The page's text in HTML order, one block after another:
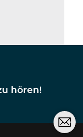
hören!